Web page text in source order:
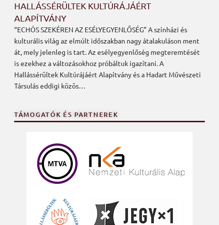
HALLÁSSÉRÜLTEK KULTÚRÁJÁÉRT
ALAPÍTVÁNY
“ECHÓS SZEKÉREN AZ ESÉLYEGYENLŐSÉG” A színházi és
kulturális világ az elmúlt időszakban nagy átalakuláson ment
át, mely jelenleg is tart. Az esélyegyenlőség megteremtését
is ezekhez a változásokhoz próbáltuk igazítani. A
Hallássérültek Kultúrájáért Alapítvány és a Hadart Művészeti
Társulás eddigi közös…
TÁMOGATÓK ÉS PARTNEREK